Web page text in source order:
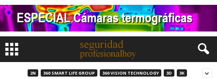
2N 360 SMART LIFE GROUP 360 VISION TECHNOLOGY 3D 3K